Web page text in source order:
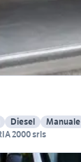
Diesel Manuale
2000 srls